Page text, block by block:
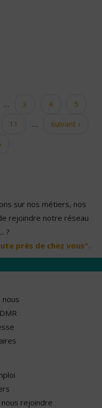
… 3 4
5
11 …
suivant ›
sur nos métiers, nos
rejoindre notre réseau
?
près de chez vous".
nous
rejoindre